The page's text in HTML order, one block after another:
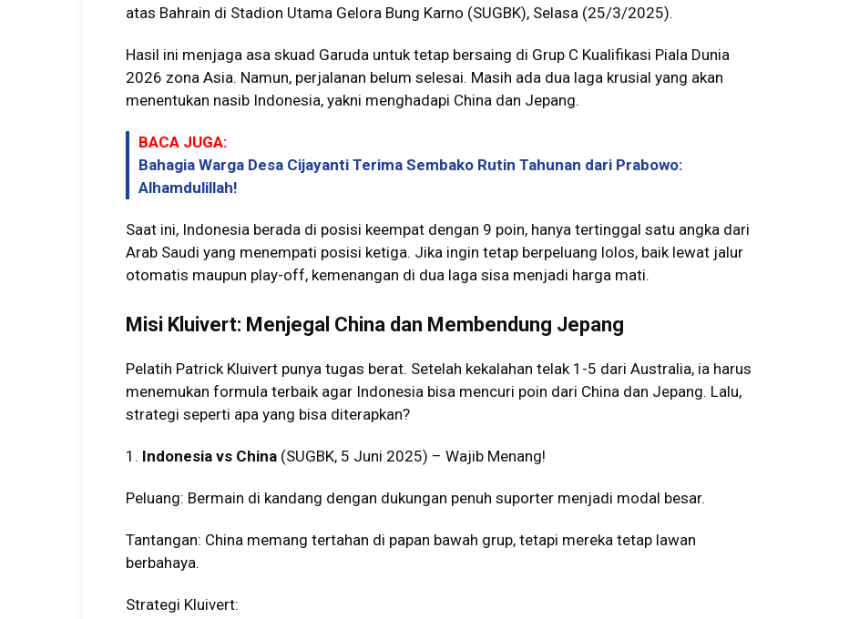
atas Bahrain di Stadion Utama Gelora Bung Karno (SUGBK), Selasa (25/3/2025).
Hasil ini menjaga asa skuad Garuda untuk tetap bersaing di Grup C Kualifikasi Piala Dunia
2026 zona Asia. Namun, perjalanan belum selesai. Masih ada dua laga krusial yang akan
menentukan nasib Indonesia, yakni menghadapi China dan Jepang.
BACA JUGA:
Bahagia Warga Desa Cijayanti Terima Sembako Rutin Tahunan dari Prabowo:
Alhamdulillah!
Saat ini, Indonesia berada di posisi keempat dengan 9 poin, hanya tertinggal satu angka dari
Arab Saudi yang menempati posisi ketiga. Jika ingin tetap berpeluang lolos, baik lewat jalur
otomatis maupun play-off, kemenangan di dua laga sisa menjadi harga mati.
Misi Kluivert: Menjegal China dan Membendung Jepang
Pelatih Patrick Kluivert punya tugas berat. Setelah kekalahan telak 1-5 dari Australia, ia harus
menemukan formula terbaik agar Indonesia bisa mencuri poin dari China dan Jepang. Lalu,
strategi seperti apa yang bisa diterapkan?
1. Indonesia vs China (SUGBK, 5 Juni 2025) – Wajib Menang!
Peluang: Bermain di kandang dengan dukungan penuh suporter menjadi modal besar.
Tantangan: China memang tertahan di papan bawah grup, tetapi mereka tetap lawan
berbahaya.
Strategi Kluivert: